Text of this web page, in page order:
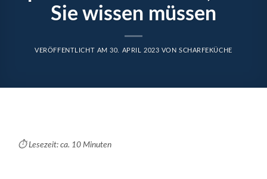
Sie wissen müssen
VERÖFFENTLICHT AM30. APRIL 2023 VON SCHARFEKÜCHE
⏱️ Lesezeit: ca. 10 Minuten